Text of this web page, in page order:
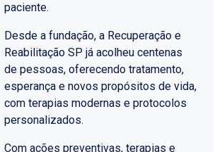
paciente.
Desde a fundação, a Recuperação e
Reabilitação SP já acolheu centenas
de pessoas, oferecendo tratamento,
esperança e novos propósitos de vida,
com terapias modernas e protocolos
personalizados.
Com ações preventivas, terapias e